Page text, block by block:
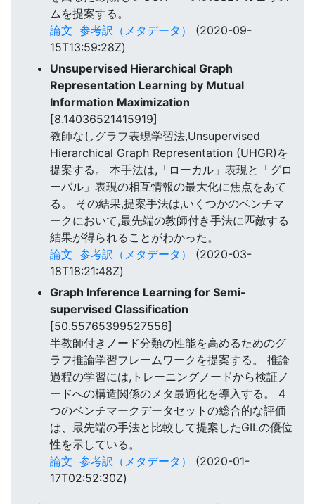
ムを提案する。
論文 参考訳（メタデータ）
(2020-09-
15T13:59:28Z)
Unsupervised Hierarchical Graph
Representation Learning by Mutual
Information Maximization
[8.14036521415919]
教師なしグラフ表現学習法,Unsupervised
Hierarchical Graph Representation (UHGR)を
提案する。 本手法は,「ローカル」表現と「グロ
ーバル」表現の相互情報の最大化に焦点をあて
る。 その結果,提案手法は,いくつかのベンチマ
ークにおいて,最先端の教師付き手法に匹敵する
結果が得られることがわかった。
論文 参考訳（メタデータ）
(2020-03-
18T18:21:48Z)
Graph Inference Learning for Semi-
supervised Classification
[50.55765399527556]
半教師付きノード分類の性能を高めるためのグ
ラフ推論学習フレームワークを提案する。 推論
過程の学習には,トレーニングノードから検証ノ
ードへの構造関係のメタ最適化を導入する。 4
つのベンチマークデータセットの総合的な評価
は、最先端の手法と比較して提案したGILの優位
性を示している。
論文 参考訳（メタデータ）
(2020-01-
17T02:52:30Z)